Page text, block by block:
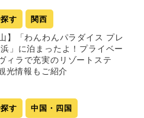
す 関西
】「わんわんパラダイス プレ
」に泊まったよ！プライベー
ィラで充実のリゾートステ
光情報もご紹介
す 中国・四国